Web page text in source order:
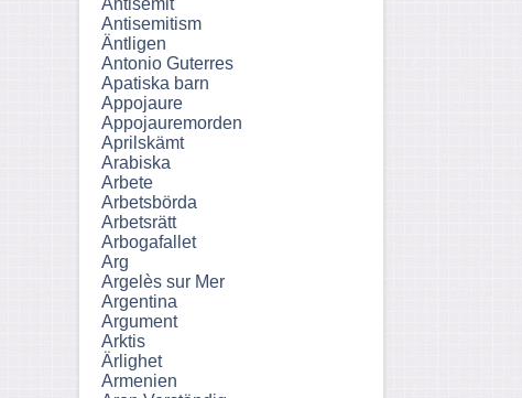
Antisemit
Antisemitism
Äntligen
Antonio Guterres
Apatiska barn
Appojaure
Appojauremorden
Aprilskämt
Arabiska
Arbete
Arbetsbörda
Arbetsrätt
Arbogafallet
Arg
Argelès sur Mer
Argentina
Argument
Arktis
Ärlighet
Armenien